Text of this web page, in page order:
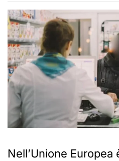
Nell’Unione